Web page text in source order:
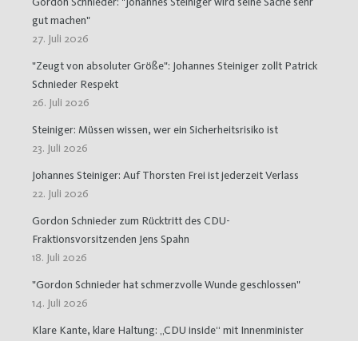
gut machen"
27. Juli 2026
"Zeugt von absoluter Größe": Johannes Steiniger zollt Patrick
Schnieder Respekt
26. Juli 2026
Steiniger: Müssen wissen, wer ein Sicherheitsrisiko ist
23. Juli 2026
Johannes Steiniger: Auf Thorsten Frei ist jederzeit Verlass
22. Juli 2026
Gordon Schnieder zum Rücktritt des CDU-
Fraktionsvorsitzenden Jens Spahn
18. Juli 2026
"Gordon Schnieder hat schmerzvolle Wunde geschlossen"
14. Juli 2026
Klare Kante, klare Haltung: „CDU inside“ mit Innenminister